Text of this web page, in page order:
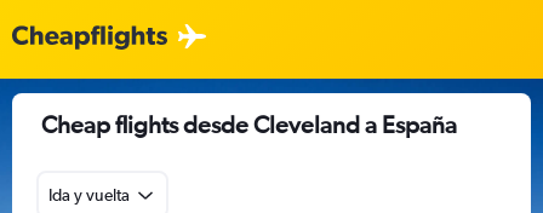
Cheap flights desde Cleveland a España
Ida y vuelta